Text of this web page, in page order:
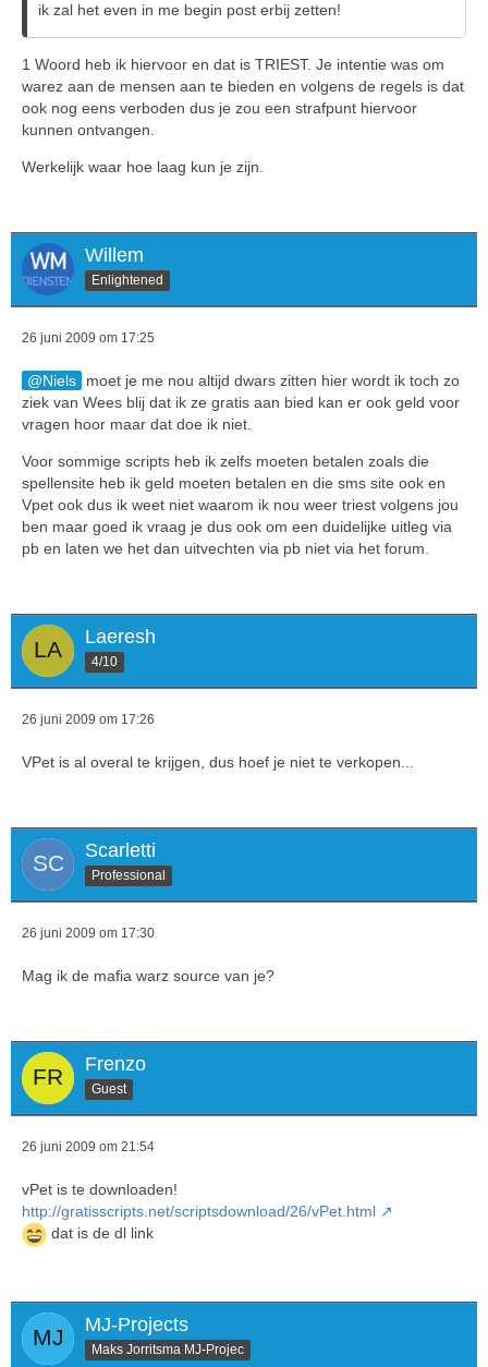
ik zal het even in me begin post erbij zetten!
1 Woord heb ik hiervoor en dat is TRIEST. Je intentie was om
warez aan de mensen aan te bieden en volgens de regels is dat
ook nog eens verboden dus je zou een strafpunt hiervoor
kunnen ontvangen.
Werkelijk waar hoe laag kun je zijn.
Willem
Enlightened
26 juni 2009 om 17:25
Niels
moet je me nou altijd dwars zitten hier wordt ik toch zo
ziek van Wees blij dat ik ze gratis aan bied kan er ook geld voor
vragen hoor maar dat doe ik niet.
Voor sommige scripts heb ik zelfs moeten betalen zoals die
spellensite heb ik geld moeten betalen en die sms site ook en
Vpet ook dus ik weet niet waarom ik nou weer triest volgens jou
ben maar goed ik vraag je dus ook om een duidelijke uitleg via
pb en laten we het dan uitvechten via pb niet via het forum.
Laeresh
4/10
26 juni 2009 om 17:26
VPet is al overal te krijgen, dus hoef je niet te verkopen...
Scarletti
Professional
26 juni 2009 om 17:30
Mag ik de mafia warz source van je?
Frenzo
Guest
26 juni 2009 om 21:54
vPet is te downloaden!
http://gratisscripts.net/scriptsdownload/26/vPet.html
dat is de dl link
MJ-Projects
Maks Jorritsma MJ-Projec